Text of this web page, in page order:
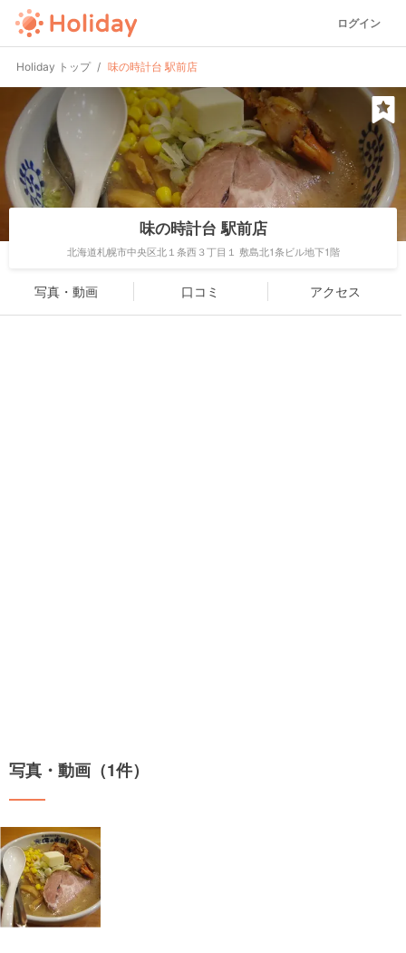
ログイン
Holiday トップ 味の時計台 駅前店
味の時計台 駅前店
北海道札幌市中央区北１条西３丁目１ 敷島北1条ビル地下1階
写真・動画 口コミ アクセス
写真・動画（1件）